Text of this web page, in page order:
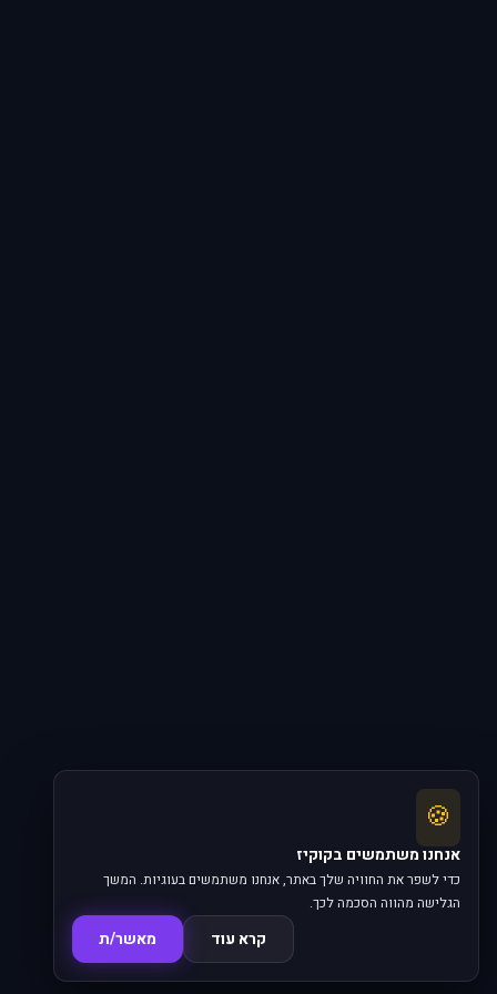
🍪
אנחנו משתמשים בקוקיז
כדי לשפר את החוויה שלך באתר, אנחנו משתמשים בעוגיות. המשך
הגלישה מהווה הסכמה לכך.
קרא עוד מאשר/ת